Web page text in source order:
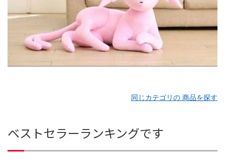
同じカテゴリの 商品を探す
ベストセラーランキングです